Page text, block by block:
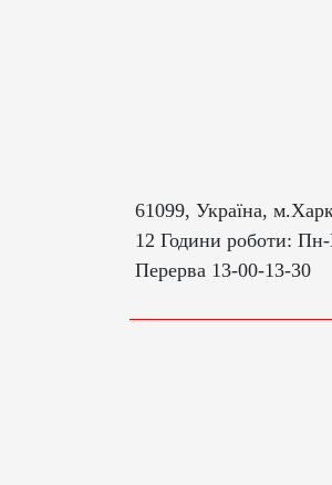
61099, Україна,
12 Години роботи:
Перерва 13-00-13-30